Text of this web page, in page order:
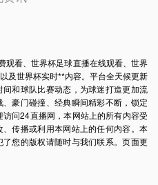
观看、世界杯足球直播在线观看、世界
及世界杯实时**内容。平台全天候更新
和球队比赛动态，为球迷打造更加流
豪门碰撞、经典瞬间精彩不断，锁定
问24直播网，本网站上的所有内容受
传播或利用本网站上的任何内容。本
您的版权请随时与我们联系。页面更